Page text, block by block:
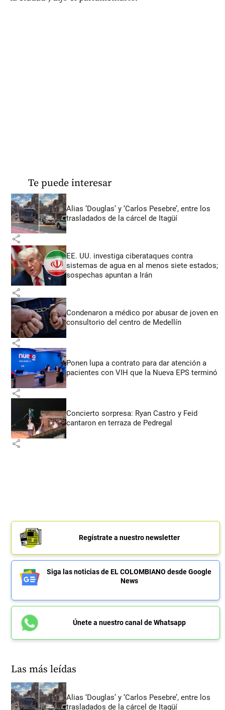
Te puede interesar
Alias ‘Douglas’ y ‘Carlos Pesebre’, entre los
trasladados de la cárcel de Itagüí
share
EE. UU. investiga ciberataques contra
sistemas de agua en al menos siete estados;
sospechas apuntan a Irán
share
Condenaron a médico por abusar de joven en
consultorio del centro de Medellín
share
Ponen lupa a contrato para dar atención a
pacientes con VIH que la Nueva EPS terminó
share
Concierto sorpresa: Ryan Castro y Feid
cantaron en terraza de Pedregal
share
Regístrate a nuestro newsletter
Siga las noticias de EL COLOMBIANO desde Google
News
Únete a nuestro canal de Whatsapp
Las más leídas
Alias ‘Douglas’ y ‘Carlos Pesebre’, entre los
trasladados de la cárcel de Itagüí